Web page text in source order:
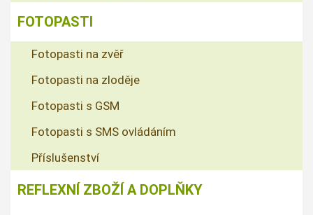
FOTOPASTI
Fotopasti na zvěř
Fotopasti na zloděje
Fotopasti s GSM
Fotopasti s SMS ovládáním
Příslušenství
REFLEXNÍ ZBOŽÍ A DOPLŇKY